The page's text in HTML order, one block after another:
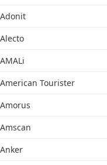
Adonit
Alecto
AMALi
American Tourister
Amorus
Amscan
Anker